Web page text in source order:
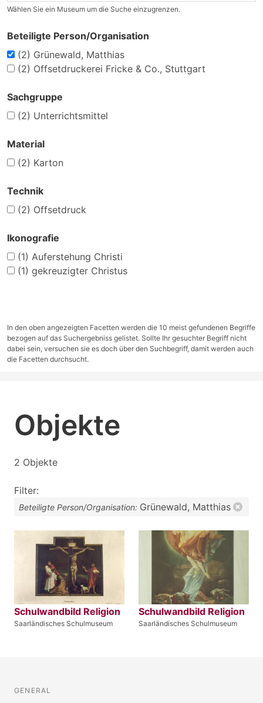
Wählen Sie ein Museum um die Suche einzugrenzen.
Beteiligte Person/Organisation
(2) Grünewald, Matthias
(2) Offsetdruckerei Fricke & Co., Stuttgart
Sachgruppe
(2) Unterrichtsmittel
Material
(2) Karton
Technik
(2) Offsetdruck
Ikonografie
(1) Auferstehung Christi
(1) gekreuzigter Christus
In den oben angezeigten Facetten werden die 10 meist gefundenen Begriffe
bezogen auf das Suchergebniss gelistet. Sollte Ihr gesuchter Begriff nicht
dabei sein, versuchen sie es doch über den Suchbegriff, damit werden auch
die Facetten durchsucht.
Objekte
2 Objekte
Filter:
Beteiligte Person/Organisation: Grünewald, Matthias
Schulwandbild Religion
Saarländisches Schulmuseum
Schulwandbild Religion
Saarländisches Schulmuseum
GENERAL